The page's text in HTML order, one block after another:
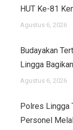
HUT Ke-81
Agustus 6, 2026
Budayakan
Lingga
Agustus 6, 2026
Polres Lingga
Personel